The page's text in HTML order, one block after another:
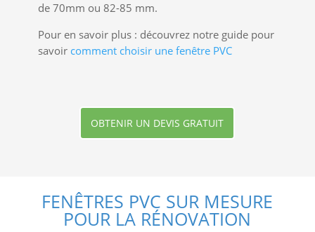
de 70mm ou 82-85 mm.
Pour en savoir plus : découvrez notre guide pour
savoir comment choisir une fenêtre PVC
OBTENIR UN DEVIS GRATUIT
FENÊTRES PVC SUR MESURE
POUR LA RÉNOVATION